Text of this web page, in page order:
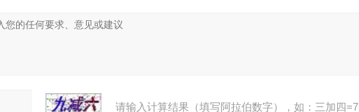
请输入计算结果（填写阿拉伯数字），如：三加四=7